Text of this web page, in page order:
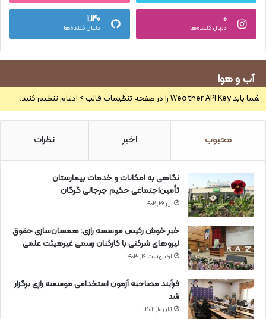
۰
دنبال کننده‌ها
۱,۱۴۰
دنبال کننده‌ها
آب و هوا
شما باید Weather API Key را در صفحه تنظیمات قالب > ادغام تنظیم کنید.
محبوب اخیر نظرات
نگاهی به امکانات و خدمات بیمارستان
تأمین‌اجتماعی حکیم جرجانی گرگان
تیر ۲۶, ۱۴۰۲
خبر خوش رئیس موسسه رازی: همسان‌سازی حقوق
نیروهای شرکتی با کارکنان رسمی غیرهیئت علمی
اردیبهشت ۱۹, ۱۴۰۳
فرآیند مصاحبه آزمون استخدامی موسسه رازی برگزار
شد
آبان ۱۰, ۱۴۰۲